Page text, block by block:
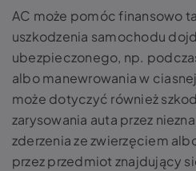
AC może pomóc finansowo
uszkodzenia samochodu
ubezpieczonego, np.
albo manewrowania w
może dotyczyć również
zarysowania auta przez
zderzenia ze zwierzęciem
przez przedmiot znajdujący